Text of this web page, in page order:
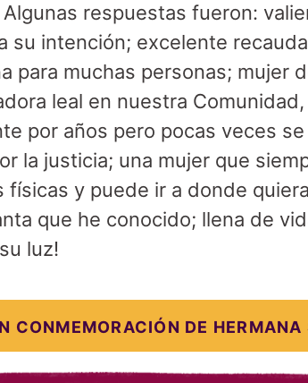
respuestas fueron:
su intención; excelente
para muchas personas; mujer
leal en nuestra
por años pero pocas veces
la justicia; una mujer que
físicas y puede ir a donde
que he conocido; llena de
luz!
CONMEMORACIÓN DE